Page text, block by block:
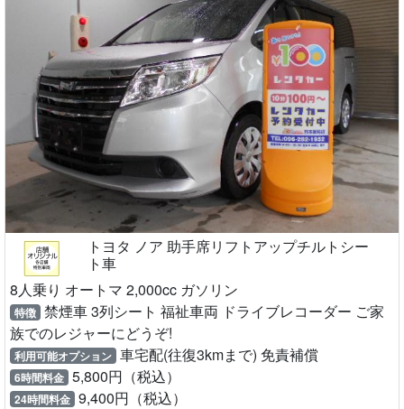
トヨタ ノア 助手席リフトアップチルトシー
ト車
8人乗り オートマ 2,000cc ガソリン
特徴 禁煙車 3列シート 福祉車両 ドライブレコーダー ご家
族でのレジャーにどうぞ!
利用可能オプション 車宅配(往復3kmまで) 免責補償
6時間料金 5,800円（税込）
24時間料金 9,400円（税込）